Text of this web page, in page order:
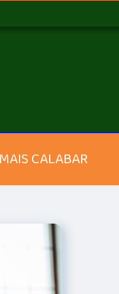
CALABAR